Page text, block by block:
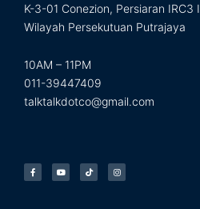
K-3-01 Conezion, Persiaran
Wilayah Persekutuan Putrajaya
10AM – 11PM
011-39447409
talktalkdotco@gmail.com
c
e
b
u
t
u
k
t
o
s
t
a